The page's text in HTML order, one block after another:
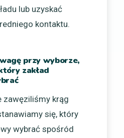
lub uzyskać
kontaktu.
przy wyborze,
zakład
zawęziliśmy krąg
się, który
wybrać spośród